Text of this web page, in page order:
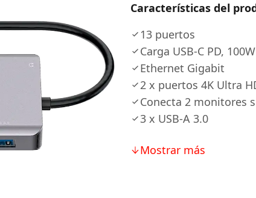
Características del
13 puertos
Carga USB-C PD, 100W
Ethernet Gigabit
2 x puertos 4K Ultra
Conecta 2 monitores
3 х USB-A 3.0
Mostrar más